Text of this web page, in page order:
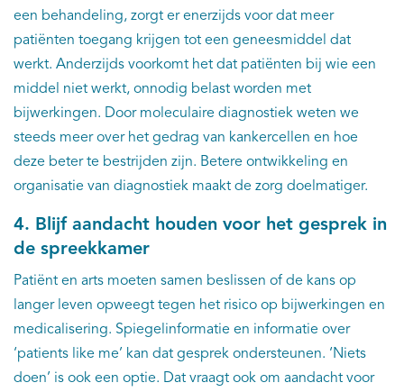
een behandeling, zorgt er enerzijds voor dat meer
patiënten toegang krijgen tot een geneesmiddel dat
werkt. Anderzijds voorkomt het dat patiënten bij wie een
middel niet werkt, onnodig belast worden met
bijwerkingen. Door moleculaire diagnostiek weten we
steeds meer over het gedrag van kankercellen en hoe
deze beter te bestrijden zijn. Betere ontwikkeling en
organisatie van diagnostiek maakt de zorg doelmatiger.
4. Blijf aandacht houden voor het gesprek in
de spreekkamer
Patiënt en arts moeten samen beslissen of de kans op
langer leven opweegt tegen het risico op bijwerkingen en
medicalisering. Spiegelinformatie en informatie over
‘patients like me’ kan dat gesprek ondersteunen. ‘Niets
doen’ is ook een optie. Dat vraagt ook om aandacht voor